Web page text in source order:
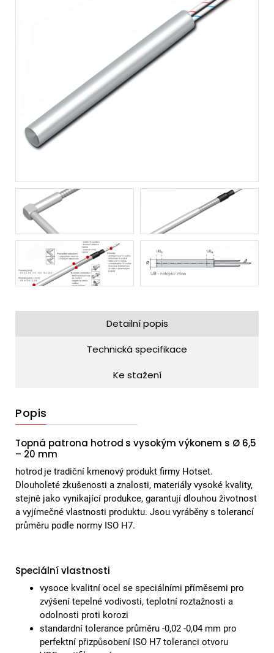
Detailní popis
Technická specifikace
Ke stažení
Popis
Topná patrona hotrod s vysokým výkonem s Ø 6,5
– 20 mm
hotrod je tradiční kmenový produkt firmy Hotset.
Dlouholeté zkušenosti a znalosti, materiály vysoké kvality,
stejně jako vynikající produkce, garantují dlouhou životnost
a vyjímečné vlastnosti produktu. Jsou vyráběny s tolerancí
průměru podle normy ISO H7.
Speciální vlastnosti
vysoce kvalitní ocel se speciálními příměsemi pro
zvýšení tepelné vodivosti, teplotní roztažnosti a
odolnosti proti korozi
standardní tolerance průměru -0,02 -0,04 mm pro
perfektní přizpůsobení ISO H7 toleranci otvoru